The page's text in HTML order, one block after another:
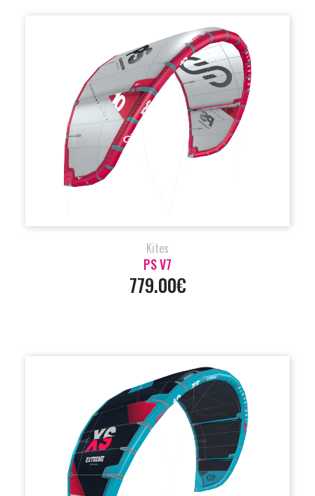
Kites
PS V7
779.00€